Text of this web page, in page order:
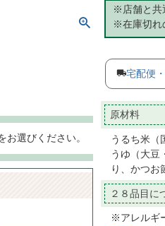
選びください。
※店舗と共
※在庫切れ
宅配便
原材料
うるち米（
うゆ（大豆
り、かつお
２８品目に
※アレルギ